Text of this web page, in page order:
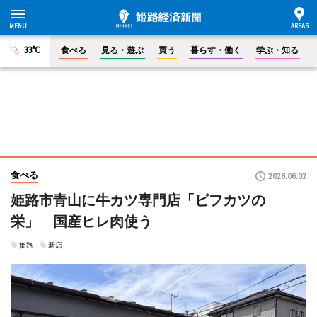
33°C 食べる 見る・遊ぶ 買う 暮らす・働く 学ぶ・知る
食べる 2026.06.02
姫路市青山に牛カツ専門店「ビフカツの
栄」 国産ヒレ肉使う
姫路 新店